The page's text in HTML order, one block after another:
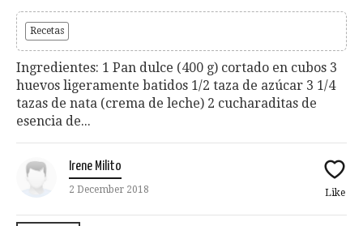
Recetas
Ingredientes: 1 Pan dulce (400 g) cortado en cubos 3
huevos ligeramente batidos 1/2 taza de azúcar 3 1/4
tazas de nata (crema de leche) 2 cucharaditas de
esencia de...
Irene Milito
2 December 2018 Like